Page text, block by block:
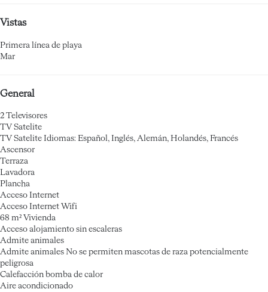
Vistas
Primera línea de playa
Mar
General
2 Televisores
TV Satelite
TV Satelite Idiomas: Español, Inglés, Alemán, Holandés, Francés
Ascensor
Terraza
Lavadora
Plancha
Acceso Internet
Acceso Internet Wifi
68 m² Vivienda
Acceso alojamiento sin escaleras
Admite animales
Admite animales No se permiten mascotas de raza potencialmente
peligrosa
Calefacción bomba de calor
Aire acondicionado